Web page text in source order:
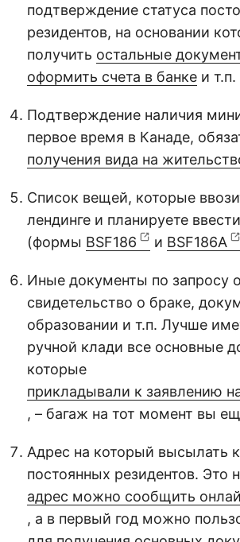
подтверждение статуса
резидентов, на основании
получить остальные
оформить счета в банке и т.п.
Подтверждение наличия
первое время в Канаде,
получения вида на
Список вещей, которые
лендинге и планируете
(формы BSF186 и BSF186A
Иные документы по запросу
свидетельство о браке,
образовании и т.п. Лучше
ручной клади все основные
которые
прикладывали к заявлению
, – багаж на тот момент вы
Адрес на который высылать
постоянных резидентов. Это
адрес можно сообщить
, а в первый год можно